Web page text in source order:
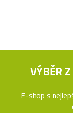
VÝBĚR
E-shop s